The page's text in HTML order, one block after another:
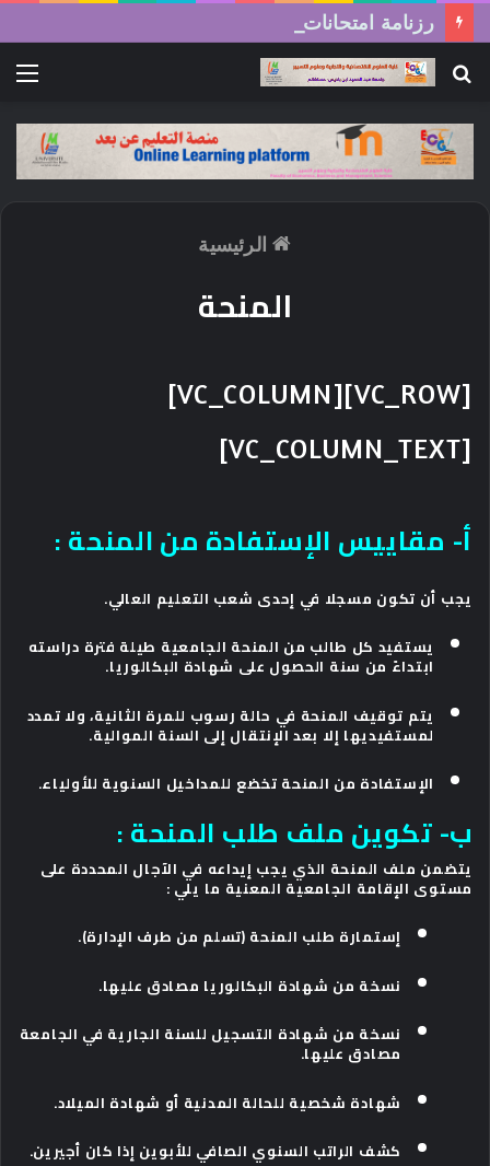
بحث
الرئيسية
المنحة
[VC_ROW][VC_COLUMN]
[VC_COLUMN_TEXT]
أ- مقاييس الإستفادة من المنحة :
يجب أن تكون مسجلا في إحدى شعب التعليم العالي.
يستفيد كل طالب من المنحة الجامعية طيلة فترة دراسته
ابتداءً من سنة الحصول على شهادة البكالوريا.
يتم توقيف المنحة في حالة رسوب للمرة الثانية، ولا تمدد
لمستفيديها إلا بعد الإنتقال إلى السنة الموالية.
الإستفادة من المنحة تخضع للمداخيل السنوية للأولياء.
ب- تكوين ملف طلب المنحة :
يتضمن ملف المنحة الذي يجب إيداعه في الآجال المحددة على
مستوى الإقامة الجامعية المعنية ما يلي :
إستمارة طلب المنحة (تسلم من طرف الإدارة).
نسخة من شهادة البكالوريا مصادق عليها.
نسخة من شهادة التسجيل للسنة الجارية في الجامعة
مصادق عليها.
شهادة شخصية للحالة المدنية أو شهادة الميلاد.
كشف الراتب السنوي الصافي للأبوين إذا كان أجيرين.